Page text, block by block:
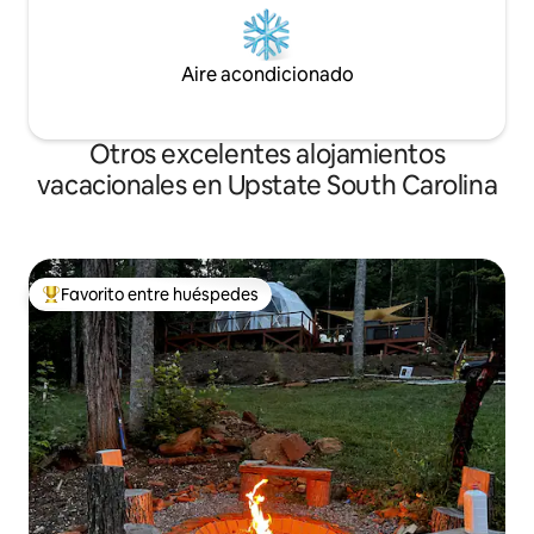
Aire acondicionado
Otros excelentes alojamientos
vacacionales en Upstate South Carolina
De los mejores en Favorito entre huéspedes
Favorito entre huéspedes